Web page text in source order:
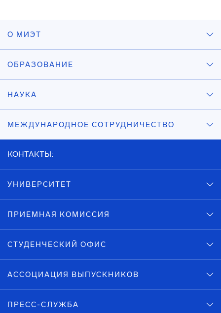
О МИЭТ
ОБРАЗОВАНИЕ
НАУКА
МЕЖДУНАРОДНОЕ СОТРУДНИЧЕСТВО
КОНТАКТЫ:
УНИВЕРСИТЕТ
ПРИЕМНАЯ КОМИССИЯ
СТУДЕНЧЕСКИЙ ОФИС
АССОЦИАЦИЯ ВЫПУСКНИКОВ
ПРЕСС-СЛУЖБА